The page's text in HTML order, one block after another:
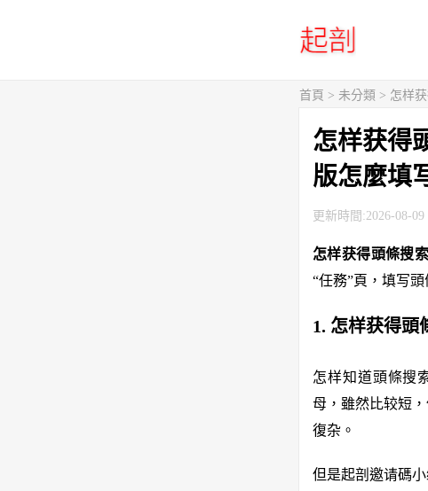
首頁 > 未分類 > 怎样
怎样获得
版怎麼填
更新時間:2026-08-
怎样获得頭條搜
“任務”頁，填写
1. 怎样获得頭
怎样知道頭條搜
母，雖然比较短
復杂。
但是起剖邀请碼